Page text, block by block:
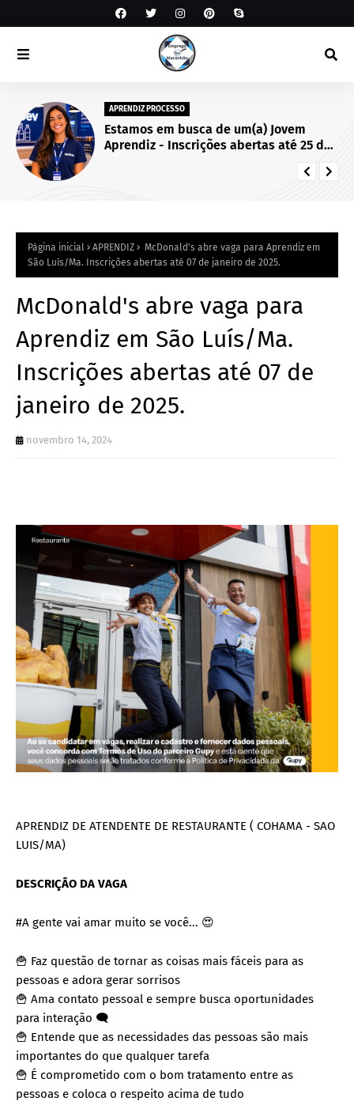
APRENDIZ PROCESSO
Estamos em busca de um(a) Jovem
Aprendiz - Inscrições abertas até 25 de
Página inicial APRENDIZ
McDonald's abre vaga para Aprendiz em
São Luís/Ma. Inscrições abertas até 07 de janeiro de 2025.
McDonald's abre vaga para
Aprendiz em São Luís/Ma.
Inscrições abertas até 07 de
janeiro de 2025.
novembro 14, 2024
APRENDIZ DE ATENDENTE DE RESTAURANTE ( COHAMA - SAO
LUIS/MA)
DESCRIÇÃO DA VAGA
#A gente vai amar muito se você... 😍
🍟 Faz questão de tornar as coisas mais fáceis para as
pessoas e adora gerar sorrisos
🍟 Ama contato pessoal e sempre busca oportunidades
para interação 🗨
🍟 Entende que as necessidades das pessoas são mais
importantes do que qualquer tarefa
🍟 É comprometido com o bom tratamento entre as
pessoas e coloca o respeito acima de tudo